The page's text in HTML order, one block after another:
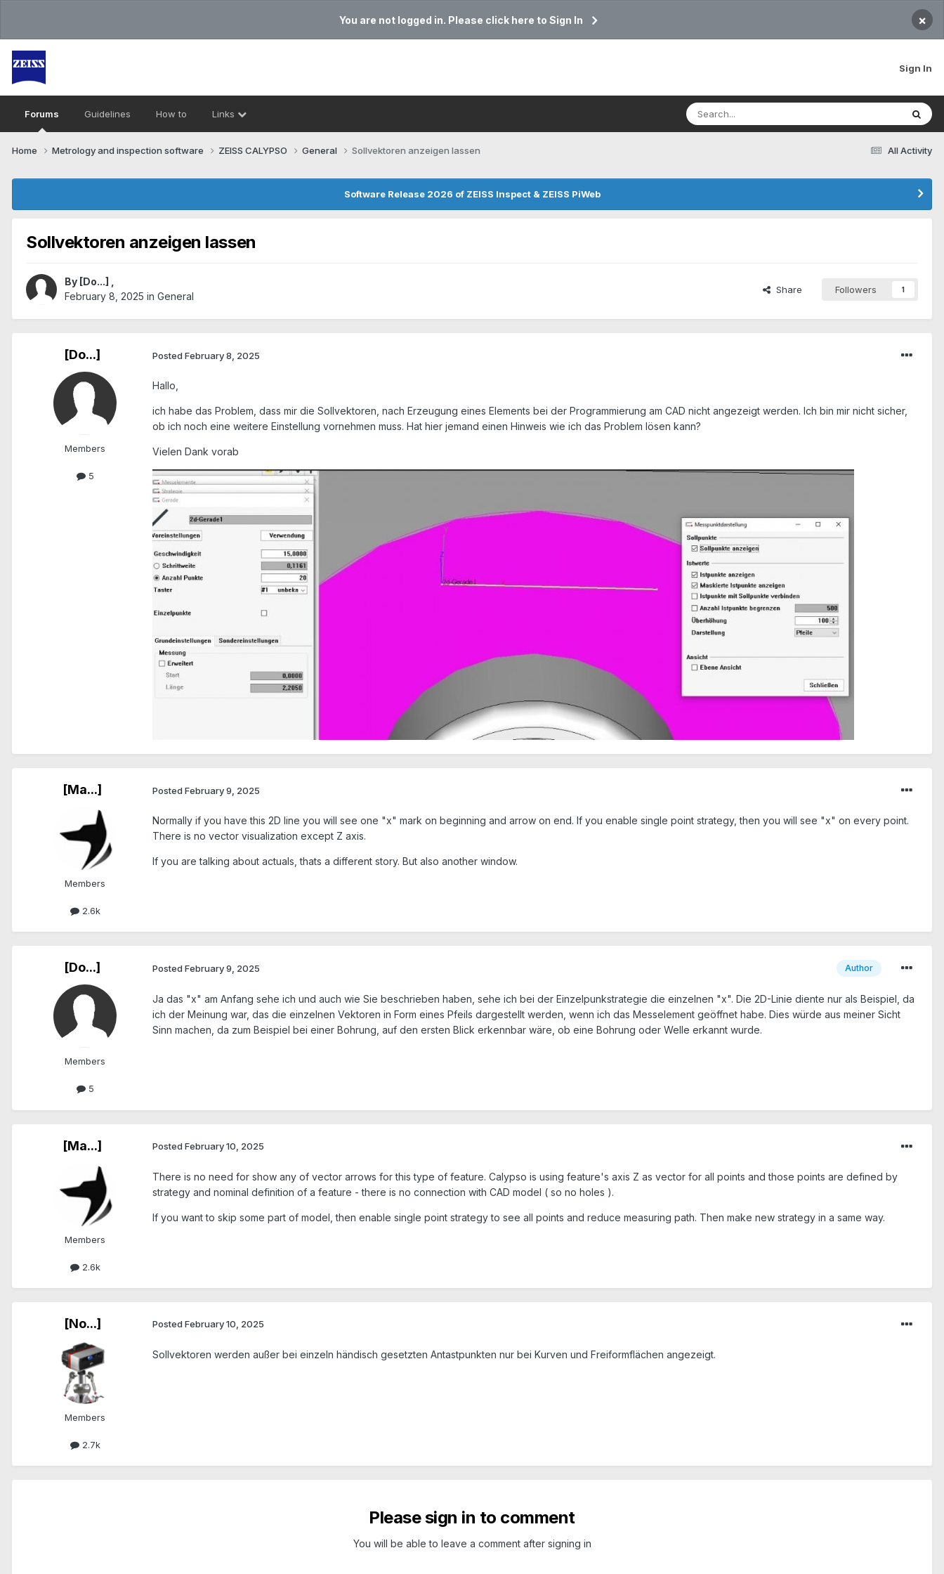
You are not logged in. Please click here to Sign In ×
Sign In
Forums Guidelines How to Links
All Activity
Home Metrology and inspection software ZEISS CALYPSO General Sollvektoren anzeigen lassen
Software Release 2026 of ZEISS Inspect & ZEISS PiWeb
Sollvektoren anzeigen lassen
By [Do...]
February 8, 2025 in General
Share Followers 1
[Do...]
Members
5
Posted February 8, 2025
Hallo,
ich habe das Problem, dass mir die Sollvektoren, nach Erzeugung eines Elements bei der Programmierung am CAD nicht angezeigt werden. Ich bin mir nicht sicher,
ob ich noch eine weitere Einstellung vornehmen muss. Hat hier jemand einen Hinweis wie ich das Problem lösen kann?
Vielen Dank vorab
[Ma...]
Members
2.6k
Posted February 9, 2025
Normally if you have this 2D line you will see one "x" mark on beginning and arrow on end. If you enable single point strategy, then you will see "x" on every point.
There is no vector visualization except Z axis.
If you are talking about actuals, thats a different story. But also another window.
[Do...]
Members
5
Author
Posted February 9, 2025
Ja das "x" am Anfang sehe ich und auch wie Sie beschrieben haben, sehe ich bei der Einzelpunkstrategie die einzelnen "x". Die 2D-Linie diente nur als Beispiel, da
ich der Meinung war, das die einzelnen Vektoren in Form eines Pfeils dargestellt werden, wenn ich das Messelement geöffnet habe. Dies würde aus meiner Sicht
Sinn machen, da zum Beispiel bei einer Bohrung, auf den ersten Blick erkennbar wäre, ob eine Bohrung oder Welle erkannt wurde.
[Ma...]
Members
2.6k
Posted February 10, 2025
There is no need for show any of vector arrows for this type of feature. Calypso is using feature's axis Z as vector for all points and those points are defined by
strategy and nominal definition of a feature - there is no connection with CAD model ( so no holes ).
If you want to skip some part of model, then enable single point strategy to see all points and reduce measuring path. Then make new strategy in a same way.
[No...]
Members
2.7k
Posted February 10, 2025
Sollvektoren werden außer bei einzeln händisch gesetzten Antastpunkten nur bei Kurven und Freiformflächen angezeigt.
Please sign in to comment
You will be able to leave a comment after signing in